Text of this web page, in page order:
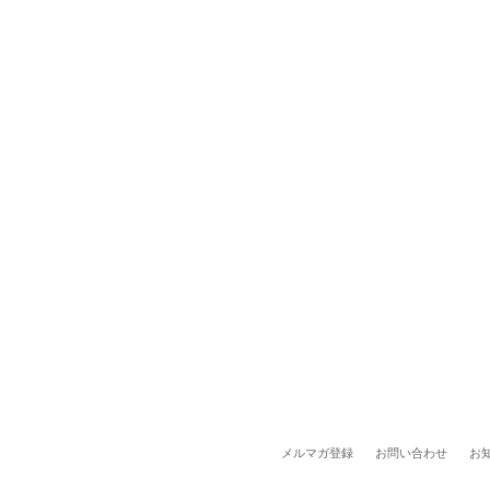
メルマガ登録 お問い合わせ お